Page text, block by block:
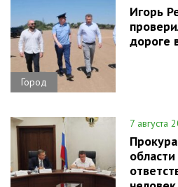
Город
Игорь
дороге
7 августа